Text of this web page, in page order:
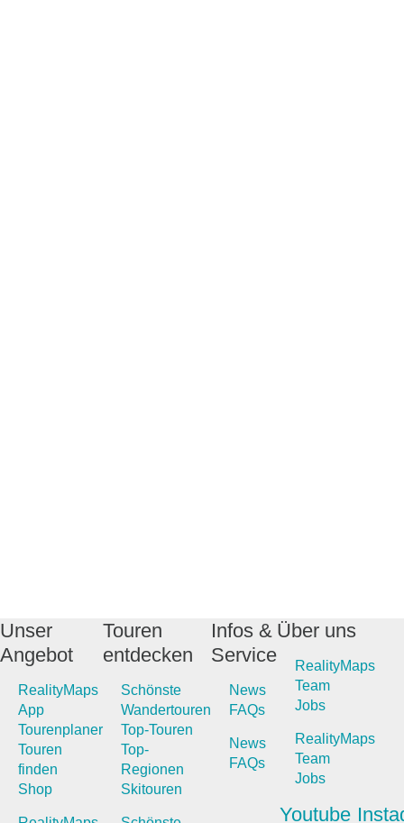
Unser
Angebot
RealityMaps
App
Tourenplaner
Touren
finden
Shop
Touren
entdecken
Schönste
Wandertouren
Top-Touren
Top-
Regionen
Skitouren
Infos &
Service
News
FAQs
News
FAQs
Über uns
RealityMaps
Team
Jobs
RealityMaps
Team
Jobs
Youtube